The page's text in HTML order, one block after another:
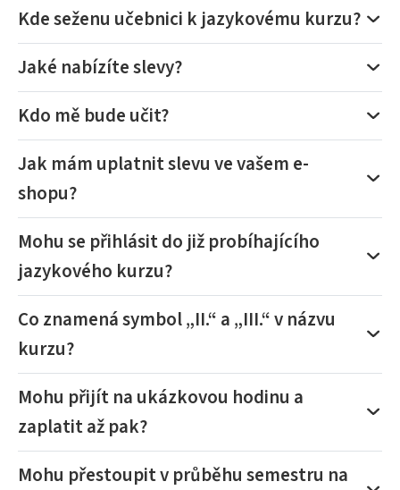
Kde seženu učebnici k jazykovému kurzu?
Jaké nabízíte slevy?
Kdo mě bude učit?
Jak mám uplatnit slevu ve vašem e-
shopu?
Mohu se přihlásit do již probíhajícího
jazykového kurzu?
Co znamená symbol „II.“ a „III.“ v názvu
kurzu?
Mohu přijít na ukázkovou hodinu a
zaplatit až pak?
Mohu přestoupit v průběhu semestru na